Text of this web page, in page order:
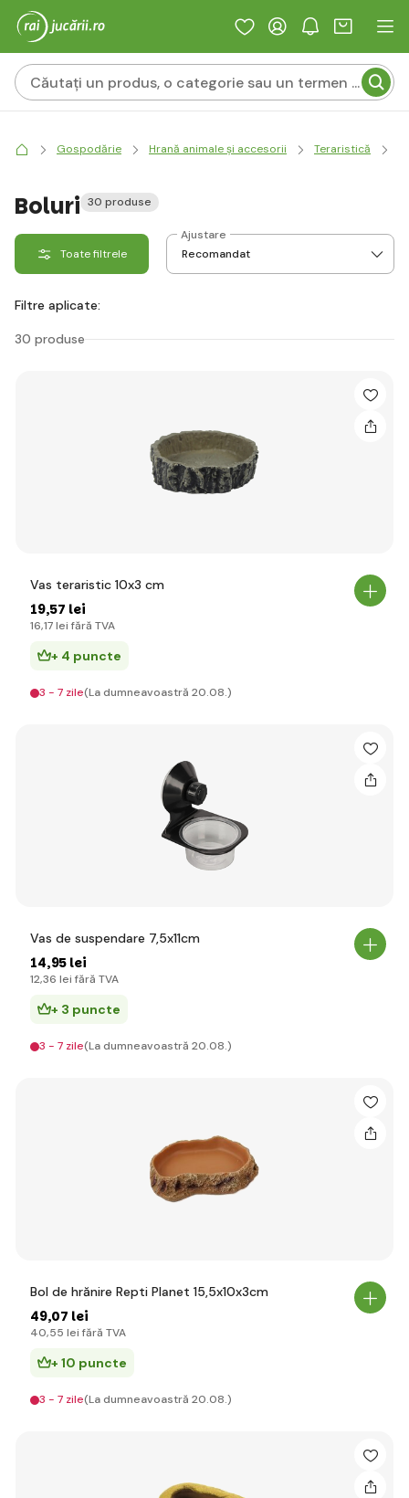
Gospodărie Hrană animale și accesorii Teraristică
Boluri 30 produse
Toate filtrele
Ajustare
Filtre aplicate:
30 produse
Vas teraristic 10x3 cm
19,57 lei
16,17 lei fără TVA
+ 4 puncte
3 - 7 zile(La dumneavoastră 20.08.)
Vas de suspendare 7,5x11cm
14,95 lei
12,36 lei fără TVA
+ 3 puncte
3 - 7 zile(La dumneavoastră 20.08.)
Bol de hrănire Repti Planet 15,5x10x3cm
49,07 lei
40,55 lei fără TVA
+ 10 puncte
3 - 7 zile(La dumneavoastră 20.08.)